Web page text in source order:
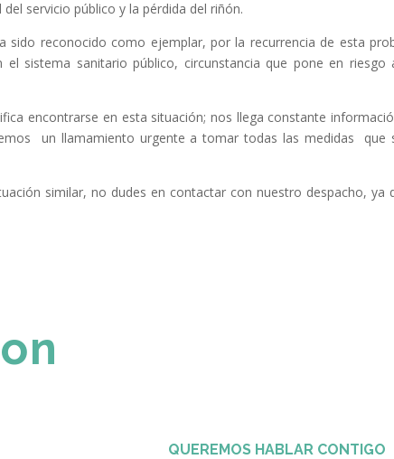
servicio público y la pérdida del riñón.
sido reconocido como ejemplar, por la recurrencia de esta
el sistema sanitario público, circunstancia que pone en
encontrarse en esta situación; nos llega constante
un llamamiento urgente a tomar todas las medidas que
similar, no dudes en contactar con nuestro despacho, ya
QUEREMOS HABLAR CONTIGO